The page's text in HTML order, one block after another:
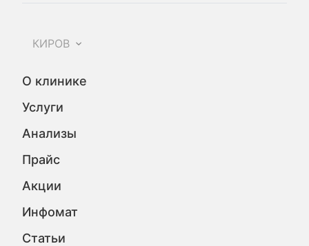
КИРОВ
О клинике
Услуги
Анализы
Прайс
Акции
Инфомат
Статьи